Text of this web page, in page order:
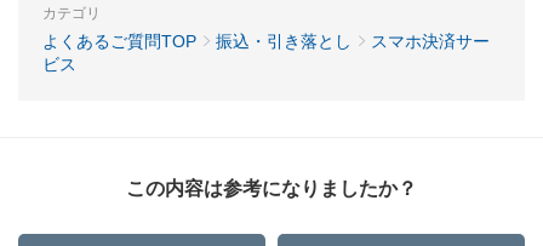
カテゴリ
よくあるご質問TOP 振込・引き落とし
スマホ決済サー
ビス
この内容は参考になりましたか？